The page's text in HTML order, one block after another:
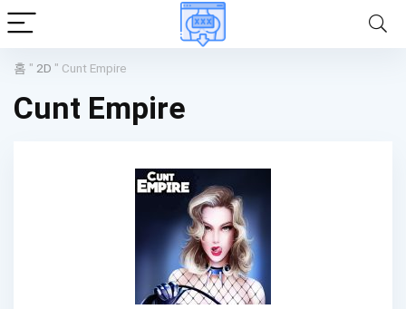
홈 " 2D " Cunt Empire
Cunt Empire